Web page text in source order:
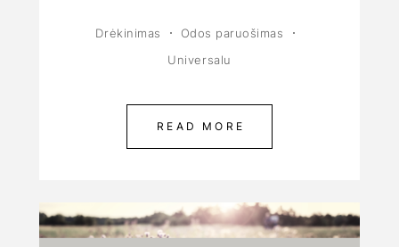
Drėkinimas
Odos paruošimas
Universalu
READ MORE